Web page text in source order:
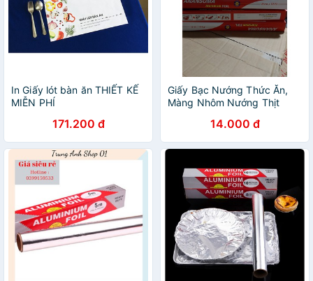
In Giấy lót bàn ăn THIẾT KẾ
MIỄN PHÍ
171.200 đ
Giấy Bạc Nướng Thức Ăn,
Màng Nhôm Nướng Thịt
14.000 đ